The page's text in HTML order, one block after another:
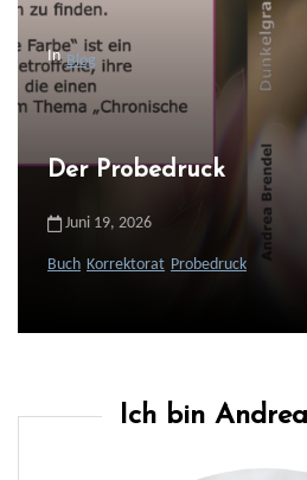
In Blog
Der Probedruck
Juni 19, 2026
Buch Korrektorat Probedruck
Ich bin